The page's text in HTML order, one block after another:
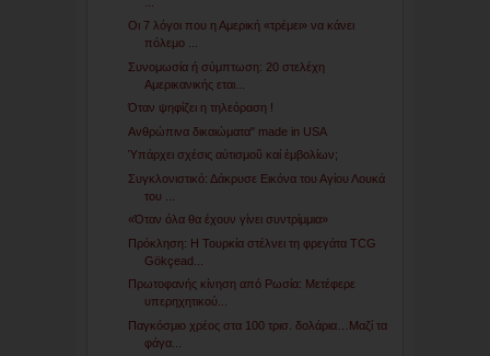
Οι 7 λόγοι που η Αμερική «τρέμει» να κάνει
πόλεμο ...
Συνομωσία ή σύμπτωση: 20 στελέχη
Αμερικανικής εται...
Όταν ψηφίζει η τηλεόραση !
Ανθρώπινα δικαιώματα" made in USA
Ὑπάρχει σχέσις αὐτισμοῦ καί ἐμβολίων;
Συγκλονιστικό: Δάκρυσε Εικόνα του Αγίου Λουκά
του ...
«Όταν όλα θα έχουν γίνει συντρίμμια»
Πρόκληση: Η Τουρκία στέλνει τη φρεγάτα TCG
Gökçead...
Πρωτοφανής κίνηση από Ρωσία: Μετέφερε
υπερηχητικού...
Παγκόσμιο χρέος στα 100 τρισ. δολάρια…Μαζί τα
φάγα...